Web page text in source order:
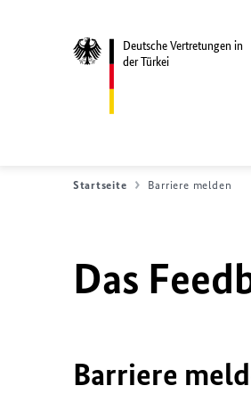
Deutsche Vertretungen in
der Türkei
Startseite Barriere melden
Das
Barriere